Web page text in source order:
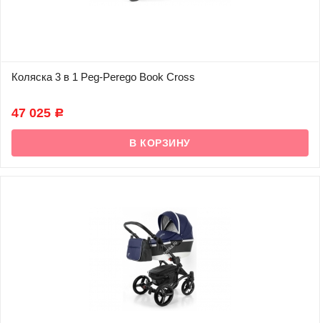
Коляска 3 в 1 Peg-Perego Book Cross
47 025 Р